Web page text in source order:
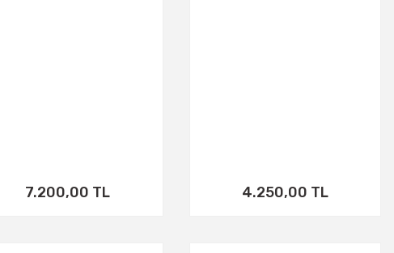
7.200,00 TL 4.250,00 TL